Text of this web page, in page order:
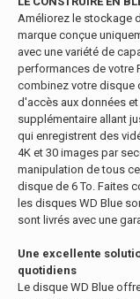
Améliorez le stockage
marque conçue
avec une variété de
performances de votre
combinez votre disque
d'accès aux données
supplémentaire allant
qui enregistrent des
4K et 30 images par
manipulation de tous
disque de 6 To. Faites
les disques WD Blue
sont livrés avec une
Une excellente
quotidiens
Le disque WD Blue